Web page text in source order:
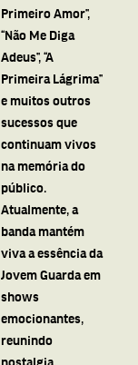
Primeiro Amor”,
“Não Me Diga
Adeus”, “A
Primeira Lágrima”
e muitos outros
sucessos que
continuam vivos
na memória do
público.
Atualmente, a
banda mantém
viva a essência da
Jovem Guarda em
shows
emocionantes,
reunindo
nostalgia,